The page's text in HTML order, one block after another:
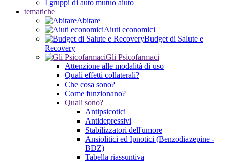
I gruppi di auto mutuo aiuto
tematiche
Abitare
Aiuti economici
Budget di Salute e
Recovery
Gli Psicofarmaci
Attenzione alle modalità di uso
Quali effetti collaterali?
Che cosa sono?
Come funzionano?
Quali sono?
Antipsicotici
Antidepressivi
Stabilizzatori dell'umore
Ansiolitici ed Ipnotici (Benzodiazepine -
BDZ)
Tabella riassuntiva